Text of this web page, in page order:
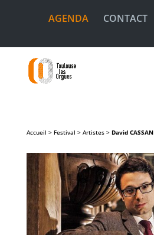
AGENDA CONTACT
Accueil > Festival > Artistes > David CASSAN